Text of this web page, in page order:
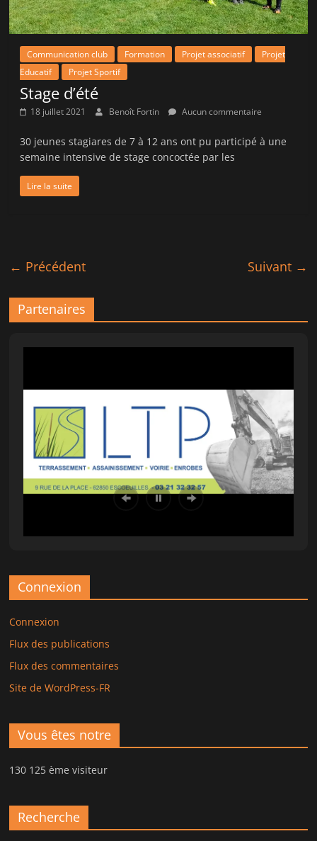
Communication club Formation Projet associatif
Projet
Educatif
Projet Sportif
Stage d’été
18 juillet 2021 Benoît Fortin Aucun commentaire
30 jeunes stagiares de 7 à 12 ans ont pu participé à une
semaine intensive de stage concoctée par les
Lire la suite
← Précédent Suivant →
Partenaires
Connexion
Connexion
Flux des publications
Flux des commentaires
Site de WordPress-FR
Vous êtes notre
130 125 ème visiteur
Recherche